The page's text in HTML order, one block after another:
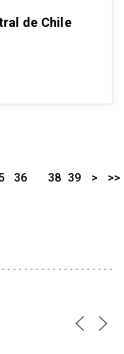
de Chile
36
38 39 > >>